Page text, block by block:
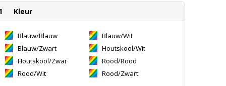
Kleur
Blauw/Blauw
Blauw/Wit
Blauw/Zwart
Houtskool/Wit
Houtskool/Zwart
Rood/Rood
Rood/Wit
Rood/Zwart